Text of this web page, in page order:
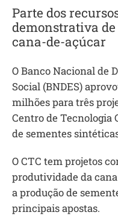
Parte dos
demonstrativa
cana-de-açúcar
O Banco Nacional de
Social (BNDES)
milhões para três
Centro de Tecnologia
de sementes
O CTC tem projetos
produtividade da
a produção de
principais apostas.